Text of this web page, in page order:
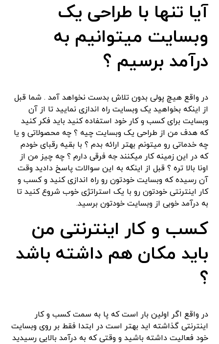
آیا تنها با طراحی یک
وبسایت میتوانیم به
درآمد برسیم ؟
در واقع هیچ پولی بدون تلاش بدست نخواهد آمد . شما قبل
از اینکه بخواهید یک وبسایت راه اندازی نمایید تا از آن
وبسایت برای کسب و کار خود استفاده کنید باید فکر کنید
که هدف من از طراحی یک وبسایت چیه ؟ چه محصولاتی و یا
چه خدماتی رو میتونم بهتر ارائه بدم ؟ با بقیه رقبای خودم
که در این زمینه کار میکنند جه فرقی دارم ؟ چه چیز من از
اونا بالا تره ؟ قبل از اینکه به این سوالات پاسخ دادید وقت
آن رسیده که وبسایت خودتون رو راه اندازی کنید و کسب و
کار اینترنتی خودتون رو با یک استراتژی خوب شروع کنید تا
به درآمد خوبی از وبسایت خودتون برسید.
کسب و کار اینترنتی من
باید مکان هم داشته باشد
؟
در واقع اگر اولین بار است که پا به سمت کسب و کار
اینترنتی گذاشته اید بهتر است در ابتدا فقط بر روی وبسایت
خود فعالیت داشته باشید و وقتی که به درآمد بالایی رسیدید